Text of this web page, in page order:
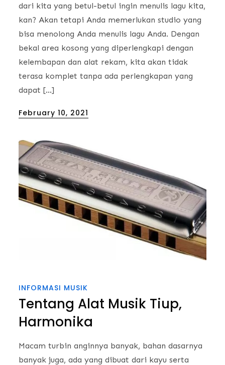
dari kita yang betul-betul ingin menulis lagu kita,
kan? Akan tetapi Anda memerlukan studio yang
bisa menolong Anda menulis lagu Anda. Dengan
bekal area kosong yang diperlengkapi dengan
kelembapan dan alat rekam, kita akan tidak
terasa komplet tanpa ada perlengkapan yang
dapat […]
Posted
February 10, 2021
INFORMASI MUSIK
Tentang Alat Musik Tiup,
Harmonika
Macam turbin anginnya banyak, bahan dasarnya
banyak juga, ada yang dibuat dari kayu serta